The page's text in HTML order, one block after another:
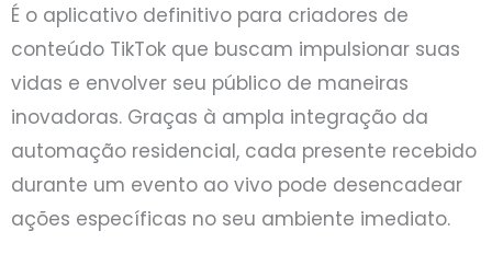
É o aplicativo definitivo para criadores de
conteúdo TikTok que buscam impulsionar suas
vidas e envolver seu público de maneiras
inovadoras. Graças à ampla integração da
automação residencial, cada presente recebido
durante um evento ao vivo pode desencadear
ações específicas no seu ambiente imediato.